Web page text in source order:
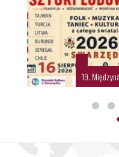
19.